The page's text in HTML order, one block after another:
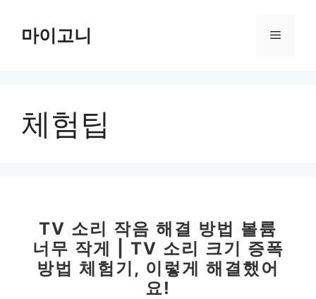
마이고니 메
체험팁
TV 소리 작음 해결 방법 볼륨
너무 작게 | TV 소리 크기 증폭
방법 체험기, 이렇게 해결했어
요!